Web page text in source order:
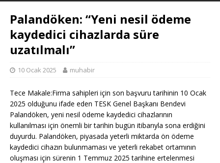
Palandöken: “Yeni nesil ödeme
kaydedici cihazlarda süre
uzatılmalı”
10 Ocak 2025 muhabir
Tece Makale:Firma sahipleri için son başvuru tarihinin 10 Ocak
2025 olduğunu ifade eden TESK Genel Başkanı Bendevi
Palandöken, yeni nesil ödeme kaydedici cihazlarının
kullanılması için önemli bir tarihin bugün itibarıyla sona erdiğini
duyurdu. Palandöken, piyasada yeterli miktarda ön ödeme
kaydedici cihazın bulunmaması ve yeterli rekabet ortamının
oluşması için sürenin 1 Temmuz 2025 tarihine ertelenmesi